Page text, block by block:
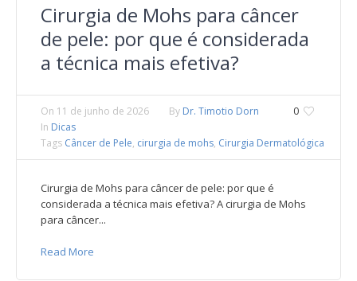
Cirurgia de Mohs para câncer
de pele: por que é considerada
a técnica mais efetiva?
0
On 11 de junho de 2026 By Dr. Timotio Dorn
In Dicas
Tags Câncer de Pele, cirurgia de mohs, Cirurgia Dermatológica
Cirurgia de Mohs para câncer de pele: por que é
considerada a técnica mais efetiva? A cirurgia de Mohs
para câncer...
Read More